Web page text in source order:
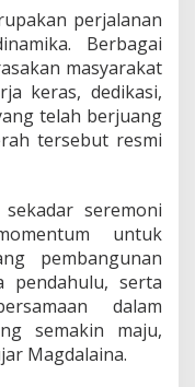
perjalanan
Berbagai
masyarakat
keras, dedikasi,
telah berjuang
tersebut resmi
seremoni
untuk
pembangunan
pendahulu, serta
dalam
semakin maju,
Magdalaina.